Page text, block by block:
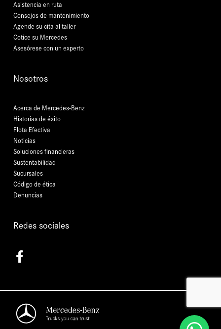
Asistencia en ruta
Consejos de mantenimiento
Agende su cita al taller
Cotice su Mercedes
Asesórese con un experto
Nosotros
Acerca de Mercedes-Benz
Historias de éxito
Flota Efectiva
Noticias
Soluciones financieras
Sustentabilidad
Sucursales
Código de ética
Denuncias
Redes sociales